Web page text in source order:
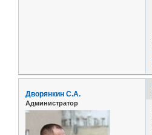
Дворянкин С.А.
Администратор